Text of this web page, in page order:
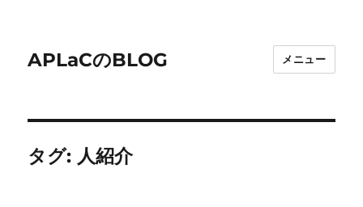
APLaCのBLOG メニュー
タグ: 人紹介